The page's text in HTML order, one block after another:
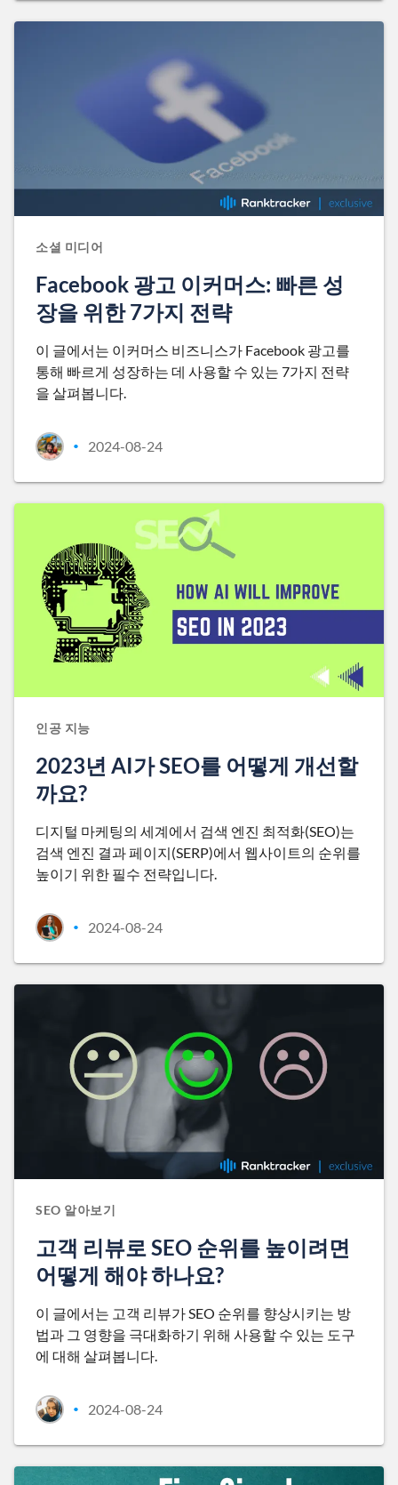
소셜 미디어
Facebook 광고 이커머스: 빠른 성
장을 위한 7가지 전략
이 글에서는 이커머스 비즈니스가 Facebook 광고를
통해 빠르게 성장하는 데 사용할 수 있는 7가지 전략
을 살펴봅니다.
• 2024-08-24
인공 지능
2023년 AI가 SEO를 어떻게 개선할
까요?
디지털 마케팅의 세계에서 검색 엔진 최적화(SEO)는
검색 엔진 결과 페이지(SERP)에서 웹사이트의 순위를
높이기 위한 필수 전략입니다.
• 2024-08-24
SEO 알아보기
고객 리뷰로 SEO 순위를 높이려면
어떻게 해야 하나요?
이 글에서는 고객 리뷰가 SEO 순위를 향상시키는 방
법과 그 영향을 극대화하기 위해 사용할 수 있는 도구
에 대해 살펴봅니다.
• 2024-08-24